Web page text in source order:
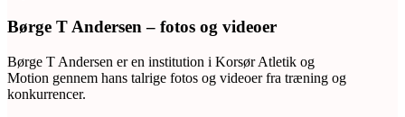
Børge T Andersen – fotos og videoer
Børge T Andersen er en institution i Korsør Atletik og
Motion gennem hans talrige fotos og videoer fra træning og
konkurrencer.